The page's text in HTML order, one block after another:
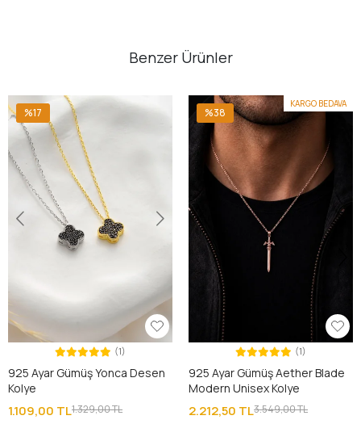
Benzer Ürünler
%17
(1)
925 Ayar Gümüş Yonca Desen
Kolye
1.109,00 TL1.329,00 TL
KARGO BEDAVA
%38
(1)
925 Ayar Gümüş Aether Blade
Modern Unisex Kolye
2.212,50 TL3.549,00 TL